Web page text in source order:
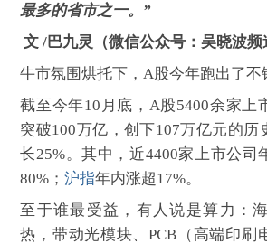
最多的省市之一。”
文 /巴九灵（微信公众号：吴晓波频
牛市氛围烘托下，A股今年跑出了不
截至今年10月底，A股5400余家上
突破100万亿，创下107万亿元的历
长25%。其中，近4400家上市公司
80%；沪指年内涨超17%。
至于谁最受益，有人说是算力：
热，带动光模块、PCB（高端印刷